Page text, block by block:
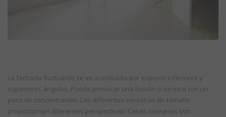
La fachada fluctuante se ve acentuada por espejos inferiores y
superiores ángulos. Puede provocar una ilusión si se mira con un
poco de concentración. Las diferentes ventanas de tamaño
proporcionan diferentes perspectivas. Casas coreanas son